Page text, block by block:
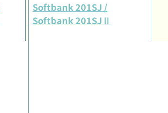
Softbank 201SJ /
Softbank 201SJⅡ